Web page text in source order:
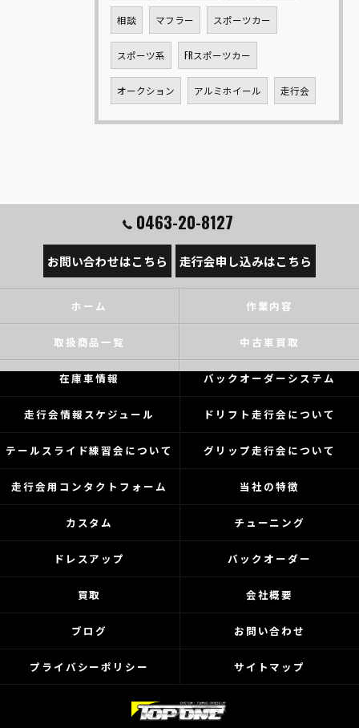
相談 マフラー スポーツカー
スポーツ系 FRスポーツカー
オークション アルミホイール 走行会
0463-20-8127
お問い合わせはこちら 走行会申し込みはこちら
ホーム 作業内容
取扱商品一覧 中古車買取
在庫車情報 バックオーダーシステム
走行会情報スケジュール ドリフト走行会について
テールスライド練習会について グリップ走行会について
走行会用コンタクトフォーム 当社の特徴
カスタム チューニング
ドレスアップ バックオーダー
買取 会社概要
ブログ お問い合わせ
プライバシーポリシー サイトマップ